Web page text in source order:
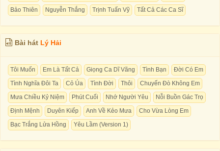
Bảo Thiên
Nguyễn Thắng Trịnh Tuấn Vỹ Tất Cả Các Ca Sĩ
Bài hát Lý Hải
Tôi Muốn Em Là Tất Cả Giọng Ca Dĩ Vãng Tình Bạn
Đời Có Em
Tình Nghĩa Đôi Ta
Cỏ Úa Tình Đời Thôi
Chuyến Đò Không Em
Mưa Chiều Kỷ Niệm
Phút Cuối Nhớ Người Yêu
Nỗi Buồn Gác Trọ
Định Mệnh
Duyên Kiếp Anh Về Kẻo Mưa
Cho Vừa Lòng Em
Bạc Trắng Lửa Hồng
Yêu Lầm (Version 1)